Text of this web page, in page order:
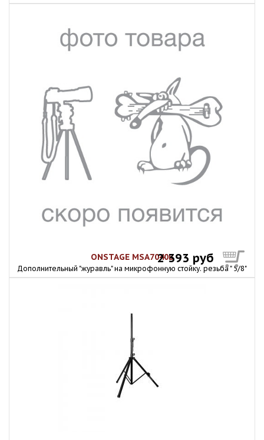
ONSTAGE MSA7040B
Дополнительный "журавль" на микрофонную стойку. резьба " 5/8"
2 393 руб